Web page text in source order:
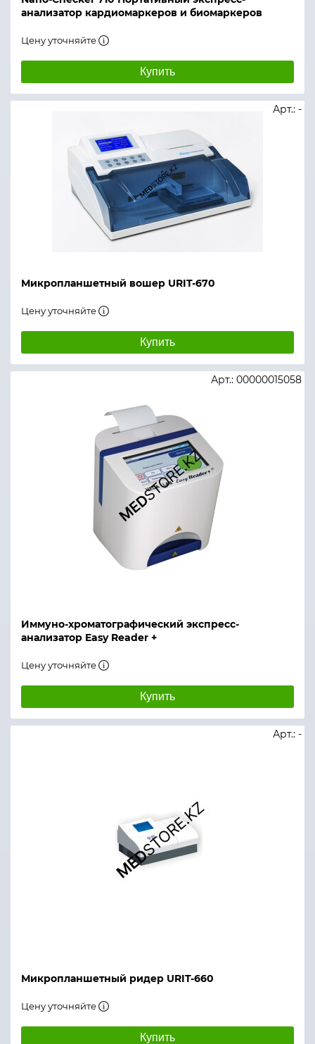
анализатор кардиомаркеров и биомаркеров
Цену уточняйте
Купить
Микропланшетный вошер URIT-670
Арт.: -
Цену уточняйте
Купить
Иммуно-хроматографический экспресс-
анализатор Easy Reader +
Арт.: 00000015058
Цену уточняйте
Купить
Микропланшетный ридер URIT-660
Арт.: -
Цену уточняйте
Купить